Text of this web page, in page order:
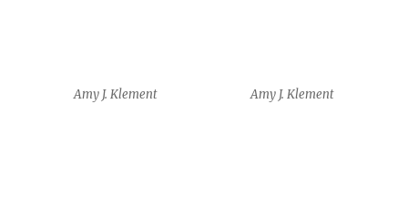
Yam Shalev
Siobhan Leddy + Benjamin